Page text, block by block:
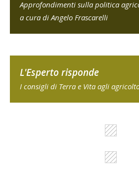
Approfondimenti sulla politica
a cura di Angelo Frascarelli
L'Esperto risponde
I consigli di Terra e Vita agli